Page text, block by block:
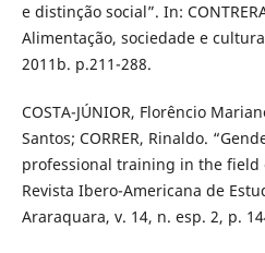
e distinção social”. In:
Alimentação, sociedade e
2011b. p.211-288.
COSTA-JÚNIOR, Florêncio
Santos; CORRER, Rinaldo.
professional training in the field
Revista Ibero-Americana de
Araraquara, v. 14, n. esp. 2, p.